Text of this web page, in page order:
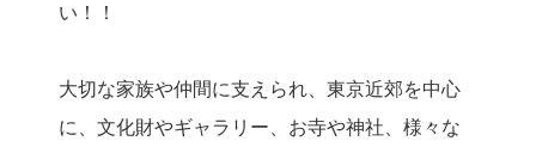
い！！
大切な家族や仲間に支えられ、東京近郊を中心
に、文化財やギャラリー、お寺や神社、様々な